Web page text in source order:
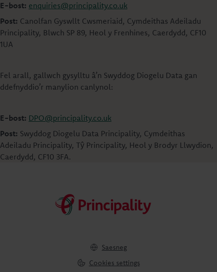
E-bost: enquiries@principality.co.uk
Post: Canolfan Gyswllt Cwsmeriaid, Cymdeithas Adeiladu
Principality, Blwch SP 89, Heol y Frenhines, Caerdydd, CF10
1UA
Fel arall, gallwch gysylltu â’n Swyddog Diogelu Data gan
ddefnyddio’r manylion canlynol:
E-bost: DPO@principality.co.uk
Post: Swyddog Diogelu Data Principality, Cymdeithas
Adeiladu Principality, Tŷ Principality, Heol y Brodyr Llwydion,
Caerdydd, CF10 3FA.
Saesneg
Cookies settings